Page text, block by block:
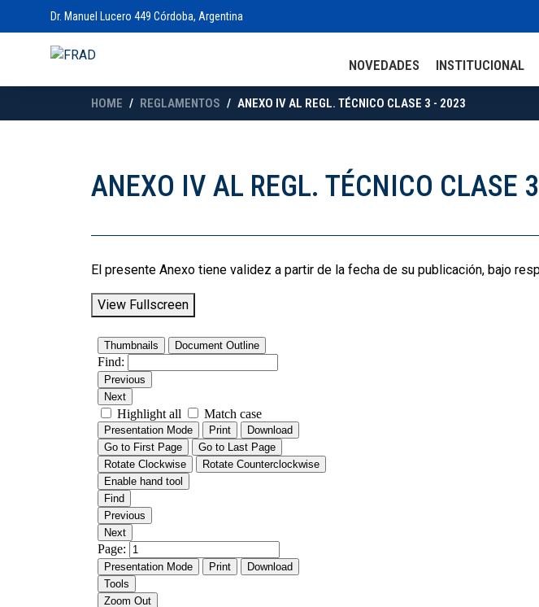
Dr. Manuel Lucero 449 Córdoba, Argentina
NOVEDADES INSTITUCIONAL
HOME REGLAMENTOS ANEXO IV AL REGL. TÉCNICO CLASE 3 - 2023
ANEXO IV AL REGL. TÉCNICO CLASE
El presente Anexo tiene validez a partir de la fecha de su publicación, bajo
View Fullscreen